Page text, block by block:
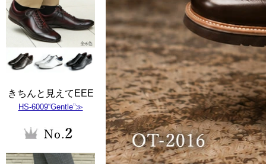
きちんと見えてEEE
HS-6009“Gentle”≫